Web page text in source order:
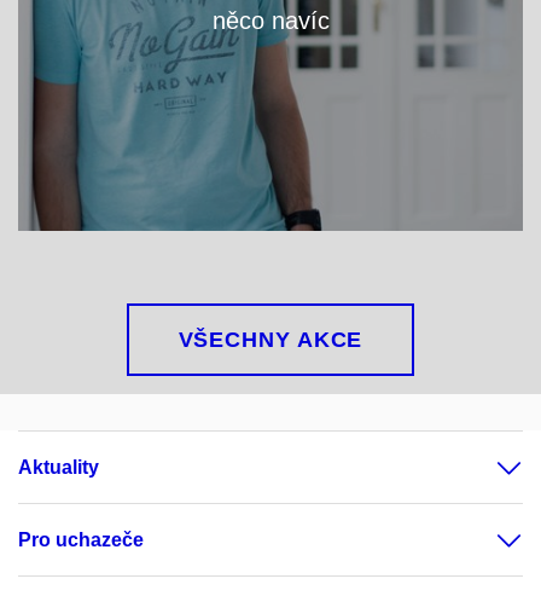
něco navíc
VÍCE
VŠECHNY AKCE
Aktuality
Pro uchazeče